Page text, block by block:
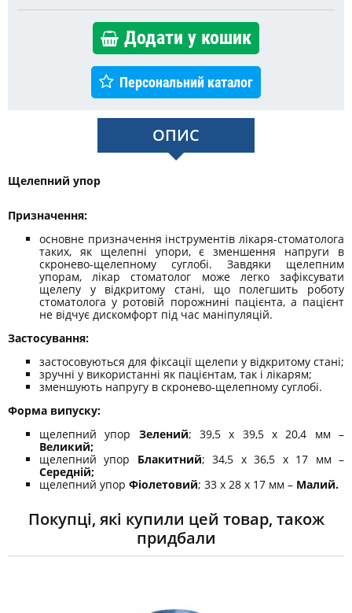
Додати у кошик
Персональний каталог
ОПИС
Щелепний упор
Призначення:
основне призначення інструментів лікаря-стоматолога
таких, як щелепні упори, є зменшення напруги в
скронево-щелепному суглобі. Завдяки щелепним
упорам, лікар стоматолог може легко зафіксувати
щелепу у відкритому стані, що полегшить роботу
стоматолога у ротовій порожнині пацієнта, а пацієнт
не відчує дискомфорт під час маніпуляцій.
Застосування:
застосовуються для фіксації щелепи у відкритому стані;
зручні у використанні як пацієнтам, так і лікарям;
зменшують напругу в скронево-щелепному суглобі.
Форма випуску:
щелепний упор Зелений; 39,5 х 39,5 х 20,4 мм –
Великий;
щелепний упор Блакитний; 34,5 х 36,5 х 17 мм –
Середній;
щелепний упор Фіолетовий; 33 х 28 х 17 мм – Малий.
Покупці, які купили цей товар, також
придбали